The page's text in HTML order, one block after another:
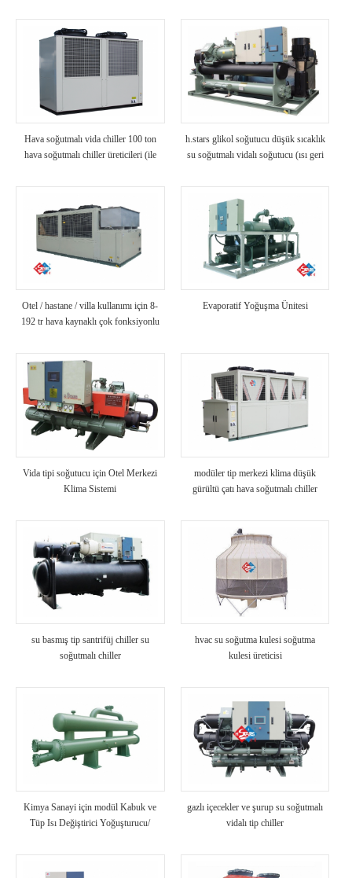
Hava soğutmalı vida chiller 100 ton
hava soğutmalı chiller üreticileri (ile
h.stars glikol soğutucu düşük sıcaklık
su soğutmalı vidalı soğutucu (ısı geri
Otel / hastane / villa kullanımı için 8-
192 tr hava kaynaklı çok fonksiyonlu
Evaporatif Yoğuşma Ünitesi
Vida tipi soğutucu için Otel Merkezi
Klima Sistemi
modüler tip merkezi klima düşük
gürültü çatı hava soğutmalı chiller
su basmış tip santrifüj chiller su
soğutmalı chiller
hvac su soğutma kulesi soğutma
kulesi üreticisi
Kimya Sanayi için modül Kabuk ve
Tüp Isı Değiştirici Yoğuşturucu/
Anti-Korozyon Soğutma Ünitesi
Kullanın
gazlı içecekler ve şurup su soğutmalı
vidalı tip chiller